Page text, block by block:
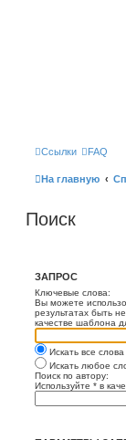
Ссылки FAQ
На главную
Поиск
ЗАПРОС
Ключевые слова:
Вы можете
результатах быть
качестве шаблона
Искать все слова
Искать любое
Поиск по автору:
Используйте * в